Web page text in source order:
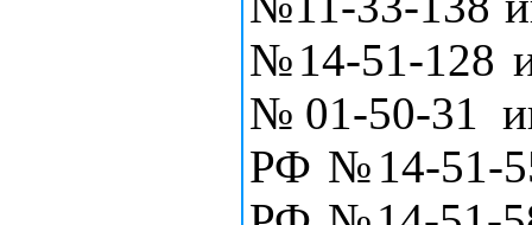
№14-51-128
№01-50-31
РФ №14-51-